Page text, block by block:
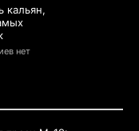
кальян,
нет